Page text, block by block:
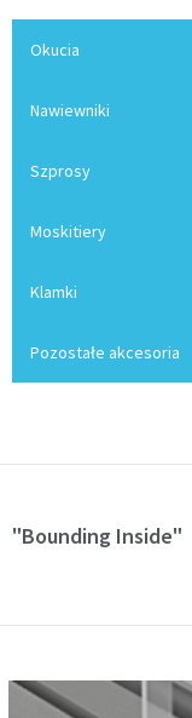
Okucia
Nawiewniki
Szprosy
Moskitiery
Klamki
Pozostałe akcesoria
"Bounding Inside"